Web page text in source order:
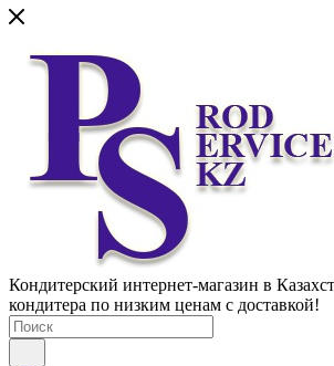
Кондитерский интернет-магазин в
кондитера по низким ценам с доставкой!